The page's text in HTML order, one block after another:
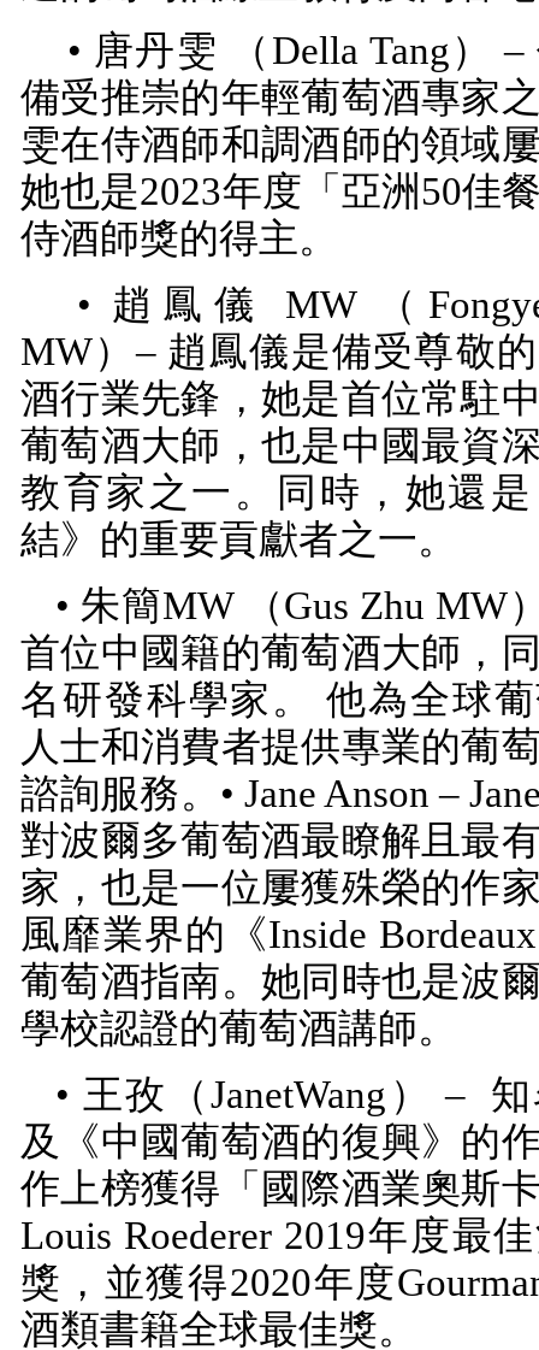
• 唐丹雯 （ Della Tang ）
備受推崇的年輕葡萄酒專家
雯在侍酒師和調酒師的領域
她也是2023年度「亞洲 50佳
侍酒師獎的得主。
• 趙鳳儀
MW （
MW）– 趙鳳儀是備受尊敬
酒行業先鋒，她是首位常駐
葡萄酒大師，也是中國最資
教育家之一。同時，她還
結》的重要貢獻者之一。
• 朱簡MW （Gus Zhu MW
首位中國籍的葡萄酒大師，
名研發科學家。 他為全球
人士和消費者提供專業的葡
諮詢服務。• Jane Anson–
對波爾多葡萄酒最瞭解且最
家，也是一位屢獲殊榮的作
風靡業界的《Inside Bordeaux
葡萄酒指南。她同時也是波
學校認證的葡萄酒講師。
• 王孜（JanetWang ） –
及《中國葡萄酒的復興》的
作上榜獲得「國際酒業奧斯
Louis Roederer 2019年度最
獎，並獲得2020年度
酒類書籍全球最佳獎。